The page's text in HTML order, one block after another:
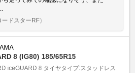
ドスターRF）
8 (IG80) 185/65R15
iceGUARD 8 タイヤタイプ:スタッドレス